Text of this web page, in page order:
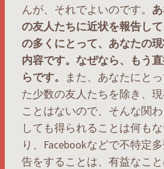
んが、それでよいのです。
の友人たちに近状を報告し
の多くにとって、あなたの
内容です。なぜなら、もう
らです。
また、あなたにと
た少数の友人たちを除き、
ことはないので、そんな関
しても得られることは何も
り、Facebookなどで不特定
告をすることは、有益なこと